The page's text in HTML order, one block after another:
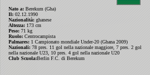
Nato a: Berekum (Gha)
Il: 02.12.1990
Nazionalità: ghanese
Altezza: 173 cm
Peso: 71 kg
Ruolo: Centrocampista
Palmares: 1 Campionato mondiale Under-20 (Ghana 2009)
Nazionali: 78 pres. 11 gol nella nazionale maggiore, 7 pres. 2 gol
nella nazionale U23, 10 pres. 4 gol nella nazionale U20
Club Scuola:Berlin F.C. di Berekum